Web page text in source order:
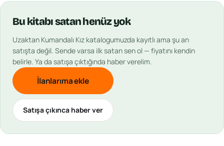
Bu kitabısatan henüz yok
Uzaktan Kumandalı Kız katalogumuzda kayıtlı ama şu an
satışta değil. Sende varsa ilk satan sen ol — fiyatını kendin
belirle. Ya da satışa çıktığında haber verelim.
İlanlarıma ekle
Satışa çıkınca haber ver